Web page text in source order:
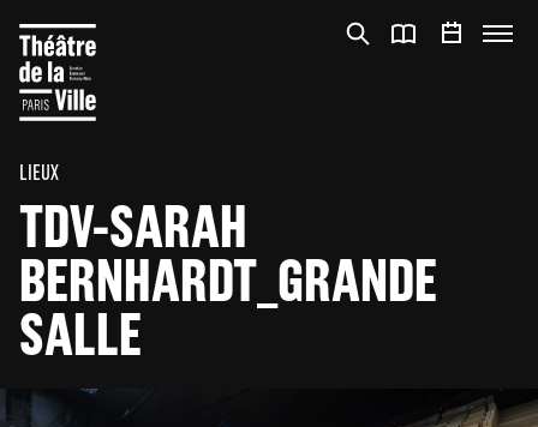
LIEUX
TDV-SARAH
BERNHARDT_GRANDE
SALLE